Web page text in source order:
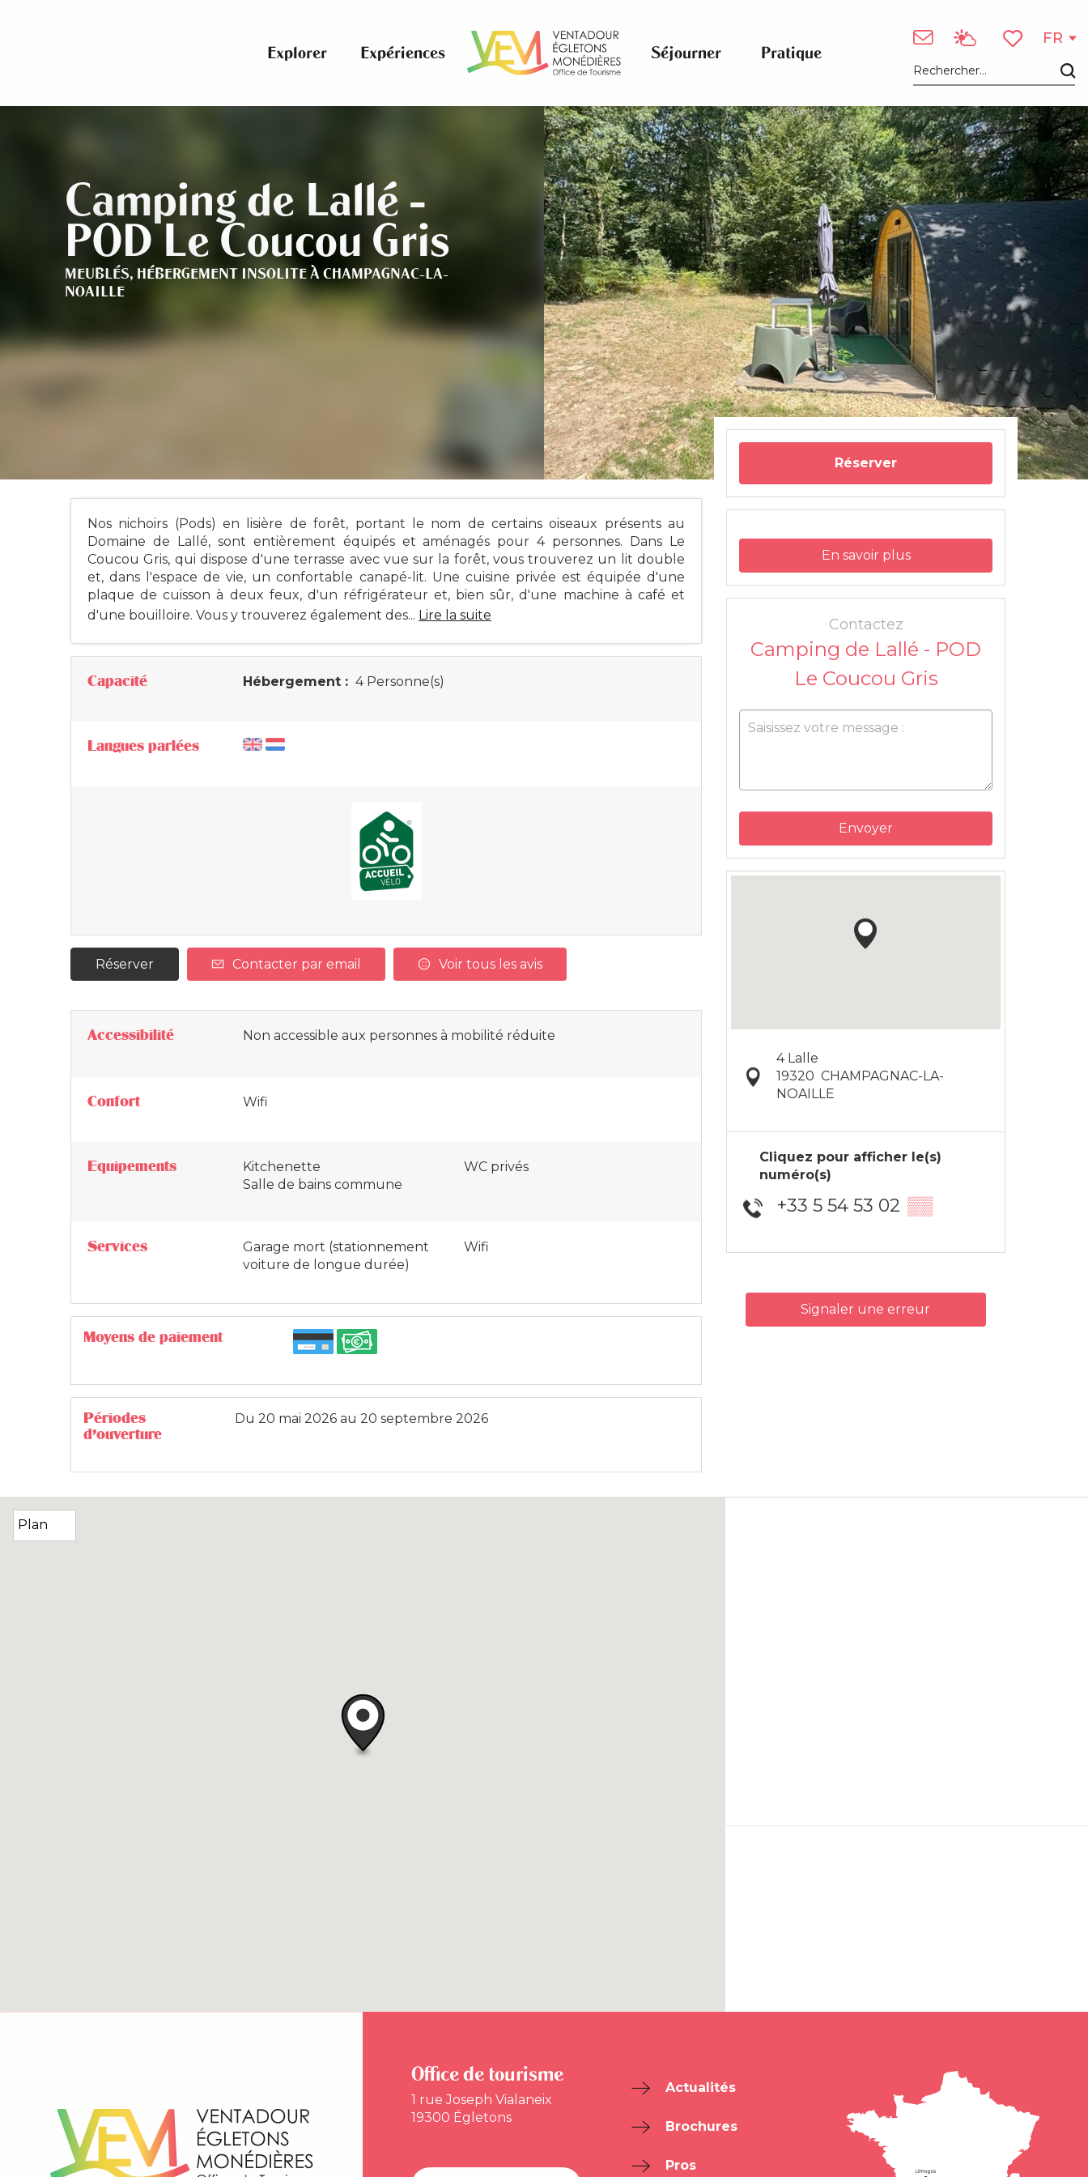
Recherche
FR
Explorer
Expériences Séjourner Pratique
Camping de Lallé -
POD Le Coucou Gris
MEUBLÉS, HÉBERGEMENT INSOLITE À CHAMPAGNAC-LA-
NOAILLE
Nos nichoirs (Pods) en lisière de forêt, portant le nom de certains oiseaux présents au
Domaine de Lallé, sont entièrement équipés et aménagés pour 4 personnes. Dans Le
Coucou Gris, qui dispose d'une terrasse avec vue sur la forêt, vous trouverez un lit double
et, dans l'espace de vie, un confortable canapé-lit. Une cuisine privée est équipée d'une
plaque de cuisson à deux feux, d'un réfrigérateur et, bien sûr, d'une machine à café et
d'une bouilloire. Vous y trouverez également des... Lire la suite
Capacité Hébergement : 4 Personne(s)
Langues parlées
Réserver Contacter par email Voir tous les avis
Accessibilité Non accessible aux personnes à mobilité réduite
Confort Wifi
Equipements
Kitchenette
Salle de bains commune
WC privés
Services
Garage mort (stationnement
voiture de longue durée)
Wifi
Moyens de paiement
Périodes
d'ouverture
Du 20 mai 2026 au 20 septembre 2026
Réserver
En savoir plus
Contactez
Camping de Lallé - POD
Le Coucou Gris
Envoyer
4 Lalle
19320 CHAMPAGNAC-LA-
NOAILLE
Cliquez pour afficher le(s)
numéro(s)
+33 5 54 53 02 ▒▒
Signaler une erreur
Office de tourisme
1 rue Joseph Vialaneix
19300 Égletons
Actualités
Brochures
Pros